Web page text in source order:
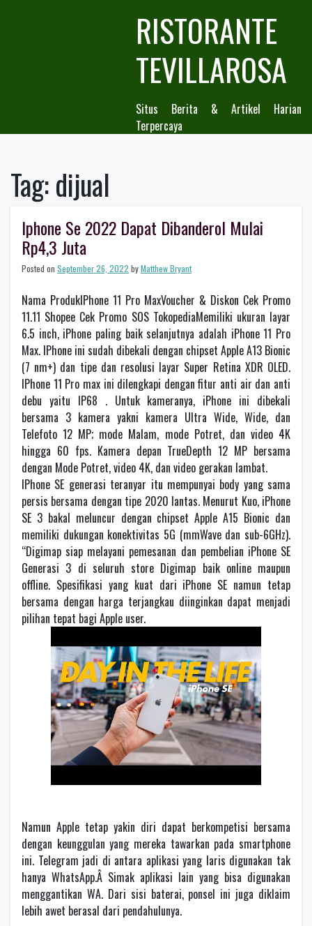
RISTORANTE
TEVILLAROSA
Situs Berita & Artikel Harian
Terpercaya
Tag:dijual
Iphone Se 2022 Dapat Dibanderol Mulai
Rp4,3 Juta
Posted on September 26, 2022 byMatthew Bryant
Nama ProdukIPhone 11 Pro MaxVoucher & Diskon Cek Promo
11.11 Shopee Cek Promo SOS TokopediaMemiliki ukuran layar
6.5 inch, iPhone paling baik selanjutnya adalah iPhone 11 Pro
Max. IPhone ini sudah dibekali dengan chipset Apple A13 Bionic
(7 nm+) dan tipe dan resolusi layar Super Retina XDR OLED.
IPhone 11 Pro max ini dilengkapi dengan fitur anti air dan anti
debu yaitu IP68 . Untuk kameranya, iPhone ini dibekali
bersama 3 kamera yakni kamera Ultra Wide, Wide, dan
Telefoto 12 MP; mode Malam, mode Potret, dan video 4K
hingga 60 fps. Kamera depan TrueDepth 12 MP bersama
dengan Mode Potret, video 4K, dan video gerakan lambat.
IPhone SE generasi teranyar itu mempunyai body yang sama
persis bersama dengan tipe 2020 lantas. Menurut Kuo, iPhone
SE 3 bakal meluncur dengan chipset Apple A15 Bionic dan
memiliki dukungan konektivitas 5G (mmWave dan sub-6GHz).
“Digimap siap melayani pemesanan dan pembelian iPhone SE
Generasi 3 di seluruh store Digimap baik online maupun
offline. Spesifikasi yang kuat dari iPhone SE namun tetap
bersama dengan harga terjangkau diinginkan dapat menjadi
pilihan tepat bagi Apple user.
Namun Apple tetap yakin diri dapat berkompetisi bersama
dengan keunggulan yang mereka tawarkan pada smartphone
ini. Telegram jadi di antara aplikasi yang laris digunakan tak
hanya WhatsApp.Â Simak aplikasi lain yang bisa digunakan
menggantikan WA. Dari sisi baterai, ponsel ini juga diklaim
lebih awet berasal dari pendahulunya.